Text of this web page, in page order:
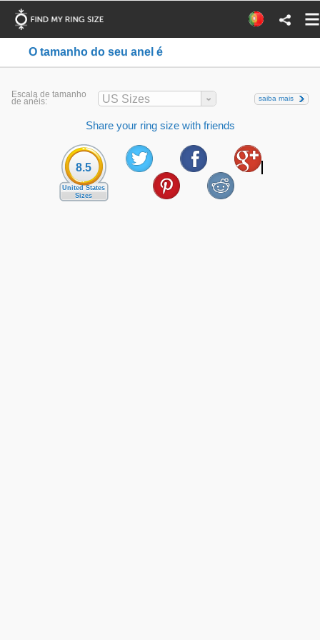
O tamanho do seu anel é
Escala de tamanho
de anéis: US Sizes saiba mais
Share your ring size with friends
8.5
United States
Sizes